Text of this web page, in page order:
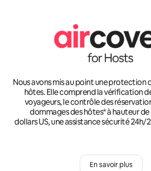
Nous avons mis au point une protection
hôtes. Elle comprend la vérification
voyageurs, le contrôle des
dommages des hôtes* à hauteur de
dollars US, une assistance sécurité 24h/
En savoir plus